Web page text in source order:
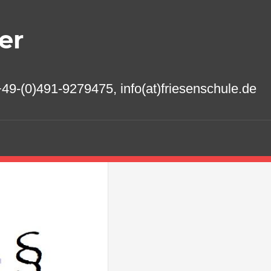
(0)491-9279475, info(at)friesenschule.de